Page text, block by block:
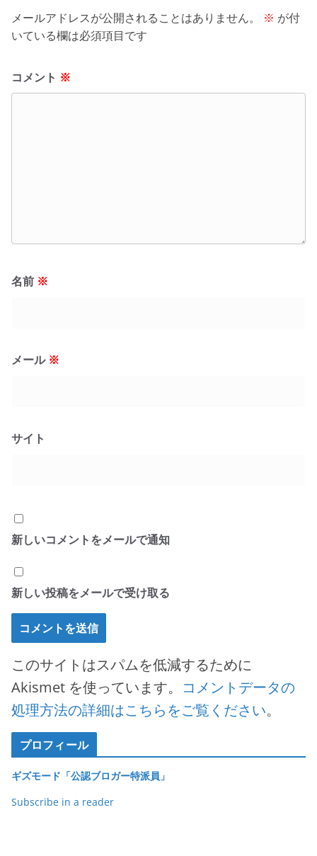
メールアドレスが公開されることはありません。 ※ が付
いている欄は必須項目です
コメント ※
名前 ※
メール ※
サイト
新しいコメントをメールで通知
新しい投稿をメールで受け取る
このサイトはスパムを低減するために
Akismet を使っています。 コメントデータの
処理方法の詳細はこちらをご覧ください。
プロフィール
ギズモード「公認ブロガー特派員」
Subscribe in a reader